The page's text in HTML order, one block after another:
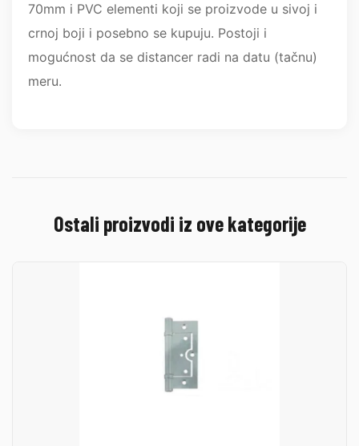
70mm i PVC elementi koji se proizvode u sivoj i
crnoj boji i posebno se kupuju. Postoji i
mogućnost da se distancer radi na datu (tačnu)
meru.
Ostali proizvodi iz ove kategorije